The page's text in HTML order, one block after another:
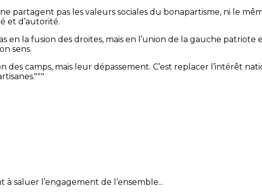
partagent pas les valeurs sociales du bonapartisme, ni le
et d’autorité.
en la fusion des droites, mais en l’union de la gauche patriote
sens.
des camps, mais leur dépassement. C’est replacer l’intérêt
saluer l’engagement de l’ensemble...